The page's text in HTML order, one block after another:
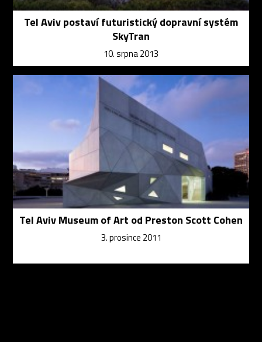
Tel Aviv postaví futuristický dopravní systém
SkyTran
10. srpna 2013
Tel Aviv Museum of Art od Preston Scott Cohen
3. prosince 2011